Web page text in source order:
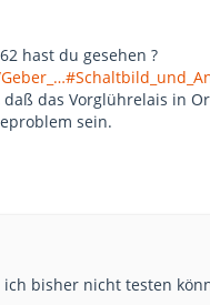
hast du gesehen ?
das Vorglührelais in
sein.
ich bisher nicht testen